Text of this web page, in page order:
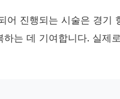
어 진행되는 시술은 경기
는 데 기여합니다. 실제